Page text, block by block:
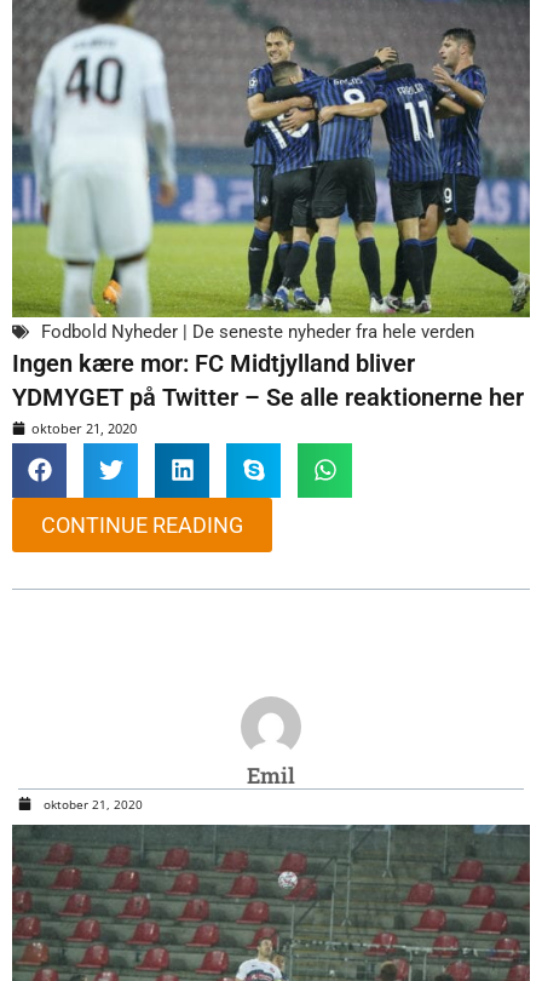
Fodbold Nyheder | De seneste nyheder fra hele verden
Ingen kære mor: FC Midtjylland bliver
YDMYGET på Twitter – Se alle reaktionerne her
oktober 21, 2020
CONTINUE READING
Emil
oktober 21, 2020